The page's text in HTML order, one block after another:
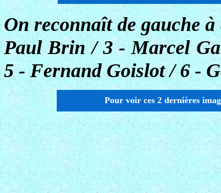
On reconnaît de gauche
Paul Brin / 3 - Marcel
5 - Fernand Goislot / 6 -
Pour voir ces 2 dernières